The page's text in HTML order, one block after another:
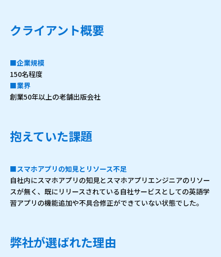
クライアント概要
■企業規模
150名程度
■業界
創業50年以上の老舗出版会社
抱えていた課題
■スマホアプリの知見とリソース不足
自社内にスマホアプリの知見とスマホアプリエンジニアのリソー
スが無く、既にリリースされている自社サービスとしての英語学
習アプリの機能追加や不具合修正ができていない状態でした。
弊社が選ばれた理由